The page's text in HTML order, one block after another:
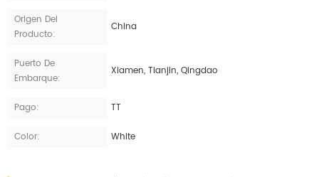
Origen Del
Producto:
China
Puerto De
Embarque:
Xiamen, Tianjin, Qingdao
Pago: TT
Color: White